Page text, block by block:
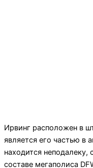
Ирвинг расположен в
является его частью в
находится неподалеку,
составе мегаполиса